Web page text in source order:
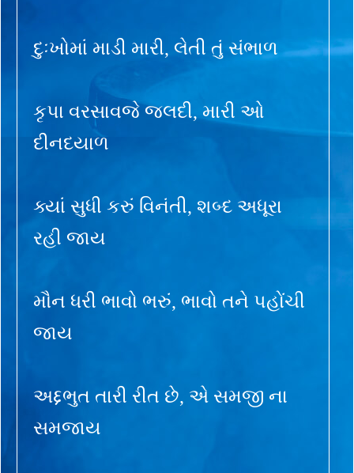
દુઃખોમાં માડી મારી, લેતી તું સંભાળ
કૃપા વરસાવજે જલદી, મારી ઓ
દીનદયાળ
ક્યાં સુધી કરું વિનંતી, શબ્દ અધૂરા
રહી જાય
મૌન ધરી ભાવો ભરું, ભાવો તને પહોંચી
જાય
અદ્દભુત તારી રીત છે, એ સમજી ના
સમજાય